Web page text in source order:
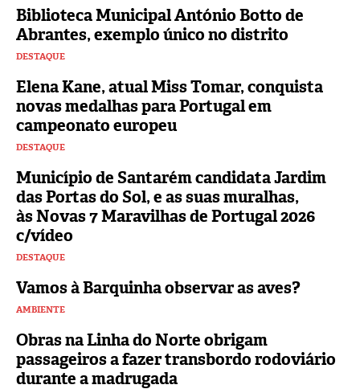
Biblioteca Municipal António Botto de
Abrantes, exemplo único no distrito
DESTAQUE
Elena Kane, atual Miss Tomar, conquista
novas medalhas para Portugal em
campeonato europeu
DESTAQUE
Município de Santarém candidata Jardim
das Portas do Sol, e as suas muralhas,
às Novas 7 Maravilhas de Portugal 2026
c/vídeo
DESTAQUE
Vamos à Barquinha observar as aves?
AMBIENTE
Obras na Linha do Norte obrigam
passageiros a fazer transbordo rodoviário
durante a madrugada